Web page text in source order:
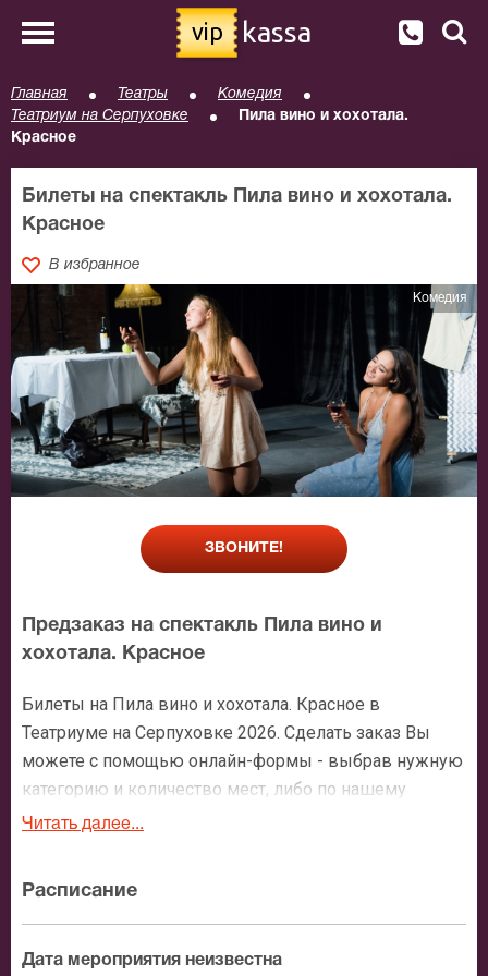
vip kassa
Главная Театры
Комедия
Театриум на Серпуховке
Пила вино и хохотала.
Красное
Билеты на спектакль Пила вино и хохотала.
Красное
В избранное
Комедия
ЗВОНИТЕ!
Предзаказ на спектакль Пила вино и
хохотала. Красное
Билеты на Пила вино и хохотала. Красное в
Театриуме на Серпуховке 2026. Сделать заказ Вы
можете с помощью онлайн-формы - выбрав нужную
категорию и количество мест, либо по нашему
номеру телефона: +7 (495) 921-35-00. После
мероприятии, о расположении мест в зрительном
зале, о том как заказать билет и утвердит адрес
доставки.
Читать далее...
Расписание
Дата мероприятия неизвестна